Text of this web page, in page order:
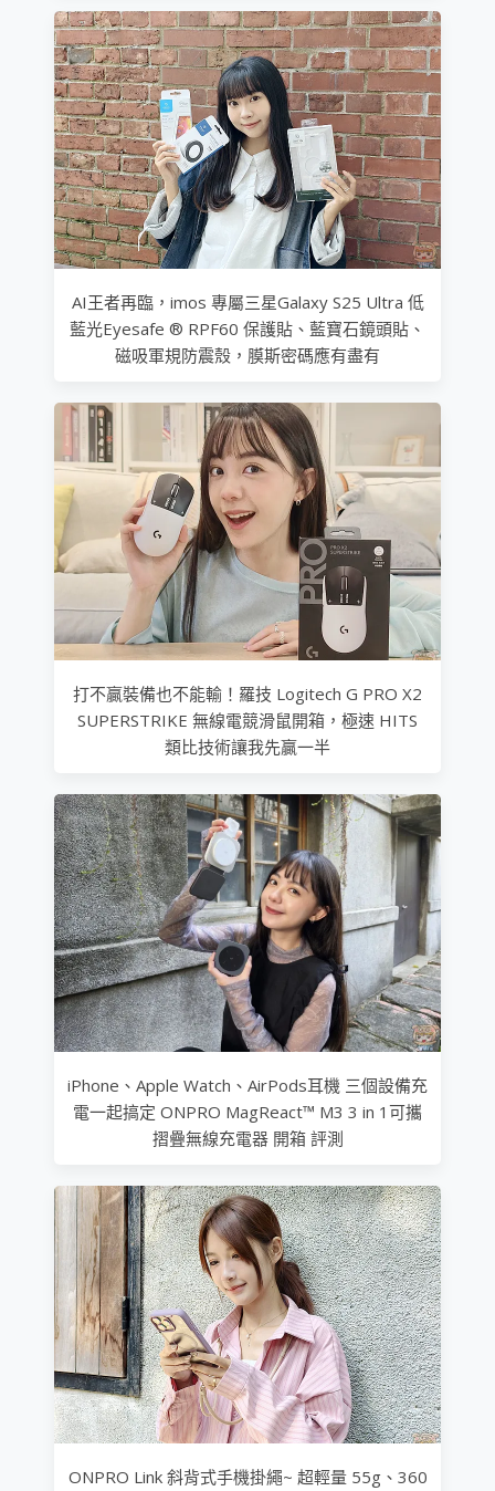
AI王者再臨，imos 專屬三星Galaxy S25 Ultra 低
藍光Eyesafe ® RPF60 保護貼、藍寶石鏡頭貼、
磁吸軍規防震殼，膜斯密碼應有盡有
打不贏裝備也不能輸！羅技 Logitech G PRO X2
SUPERSTRIKE 無線電競滑鼠開箱，極速 HITS
類比技術讓我先贏一半
iPhone、Apple Watch、AirPods耳機 三個設備充
電一起搞定 ONPRO MagReact™ M3 3 in 1可攜
摺疊無線充電器 開箱 評測
ONPRO Link 斜背式手機掛繩~ 超輕量 55g、360